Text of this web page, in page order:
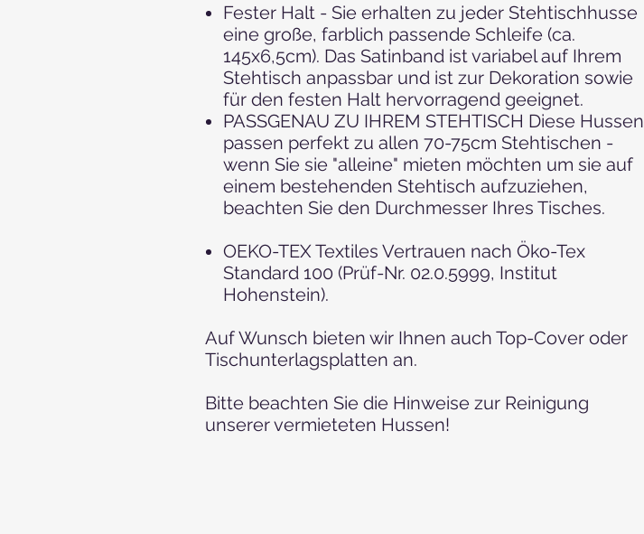
Fester Halt - Sie erhalten zu jeder Stehtischhusse
eine große, farblich passende Schleife (ca.
145x6,5cm). Das Satinband ist variabel auf Ihrem
Stehtisch anpassbar und ist zur Dekoration sowie
für den festen Halt hervorragend geeignet.
PASSGENAU ZU IHREM STEHTISCH Diese Hussen
passen perfekt zu allen 70-75cm Stehtischen -
wenn Sie sie "alleine" mieten möchten um sie auf
einem bestehenden Stehtisch aufzuziehen,
beachten Sie den Durchmesser Ihres Tisches.
OEKO-TEX Textiles Vertrauen nach Öko-Tex
Standard 100 (Prüf-Nr. 02.0.5999, Institut
Hohenstein).
Auf Wunsch bieten wir Ihnen auch Top-Cover oder
Tischunterlagsplatten an.
Bitte beachten Sie die Hinweise zur Reinigung
unserer vermieteten Hussen!